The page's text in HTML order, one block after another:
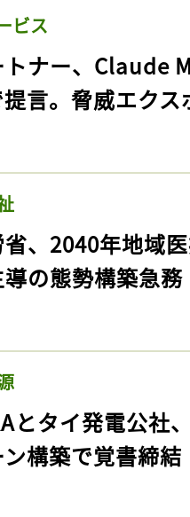
ビス
トナー、Claude
言。脅威エク
省、2040年地域
の態勢構築急務
とタイ発電公社
構築で覚書締結
会員登録